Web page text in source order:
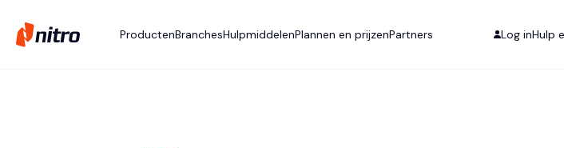
ProductenBranchesHulpmiddelenPlannen en prijzenPartners Log inHulp